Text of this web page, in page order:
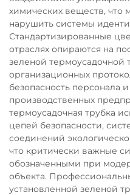
химических веществ, что
нарушить системы
Стандартизированные
отраслях опираются на
зеленой термоусадочной
организационных
безопасность персонала
производственных
термоусадочная трубка
цепей безопасности,
соединений
что критически важные
обозначенными при
объекта.
установленной зеленой